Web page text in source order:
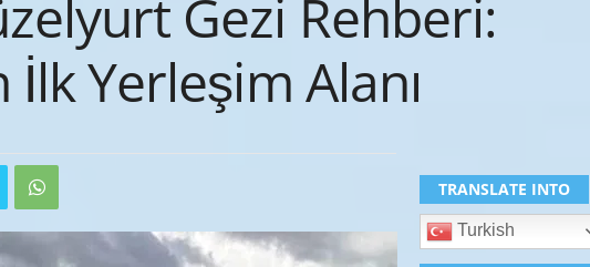
Gezi Rehberi:
İlk Yerleşim Alanı
TRANSLATE INTO
Turkish